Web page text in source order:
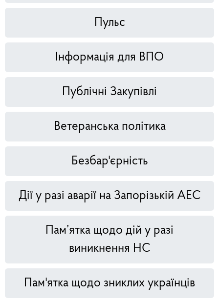
Пульс
Інформація для ВПО
Публічні Закупівлі
Ветеранська політика
Безбар'єрність
Дії у разі аварії на Запорізькій АЕС
Пам’ятка щодо дій у разі
виникнення НС
Пам'ятка щодо зниклих українців